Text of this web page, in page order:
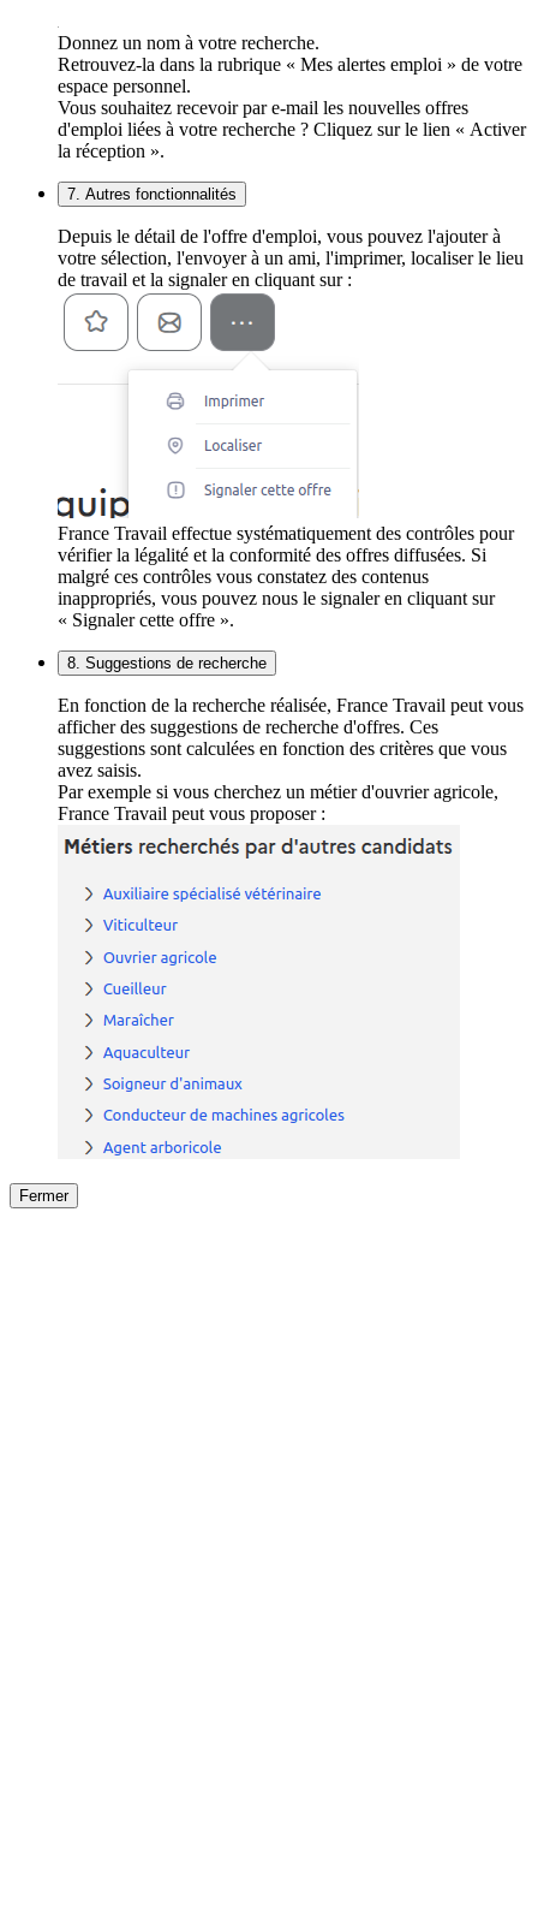
Donnez un nom à votre recherche.
Retrouvez-la dans la rubrique « Mes alertes emploi » de votre
espace personnel.
Vous souhaitez recevoir par e-mail les nouvelles offres
d'emploi liées à votre recherche ? Cliquez sur le lien « Activer
la réception ».
7. Autres fonctionnalités
Depuis le détail de l'offre d'emploi, vous pouvez l'ajouter à
votre sélection, l'envoyer à un ami, l'imprimer, localiser le lieu
de travail et la signaler en cliquant sur :
France Travail effectue systématiquement des contrôles pour
vérifier la légalité et la conformité des offres diffusées. Si
malgré ces contrôles vous constatez des contenus
inappropriés, vous pouvez nous le signaler en cliquant sur
« Signaler cette offre ».
8. Suggestions de recherche
En fonction de la recherche réalisée, France Travail peut vous
afficher des suggestions de recherche d'offres. Ces
suggestions sont calculées en fonction des critères que vous
avez saisis.
Par exemple si vous cherchez un métier d'ouvrier agricole,
France Travail peut vous proposer :
Fermer